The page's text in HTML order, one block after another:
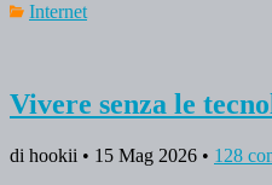
Internet
Vivere senza le
di hookii • 15 Mag 2026 • 128